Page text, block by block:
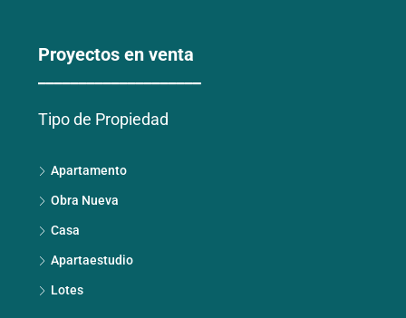
Proyectos en venta
Tipo de Propiedad
Apartamento
Obra Nueva
Casa
Apartaestudio
Lotes